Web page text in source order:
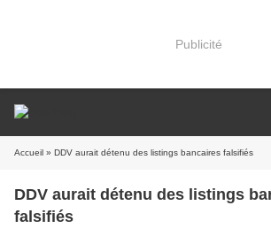
Publicité
Accueil » DDV aurait détenu des listings bancaires falsifiés
DDV aurait détenu des listings
falsifiés